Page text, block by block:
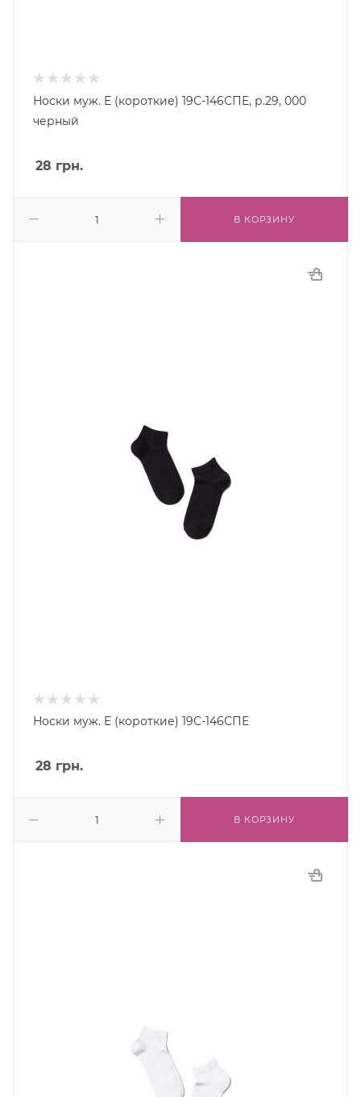
Носки муж. E (короткие) 19С-146СПЕ, р.29, 000
черный
28 грн.
В КОРЗИНУ
Носки муж. E (короткие) 19С-146СПЕ
28 грн.
В КОРЗИНУ